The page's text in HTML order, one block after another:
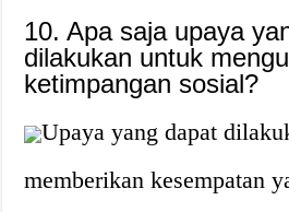
10. Apa saja upaya
dilakukan untuk
ketimpangan sosial?
Upaya yang dapat
memberikan kesempatan